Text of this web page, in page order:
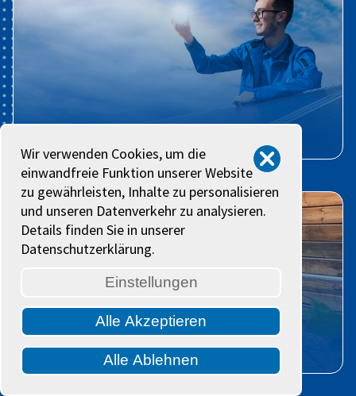
Wärmepumpen
Cookies verwalten
Wir verwenden Cookies, um die
einwandfreie Funktion unserer Website
zu gewährleisten, Inhalte zu personalisieren
und unseren Datenverkehr zu analysieren.
Details finden Sie in unserer
Datenschutzerklärung.
Einstellungen
Alle Akzeptieren
Alle Ablehnen